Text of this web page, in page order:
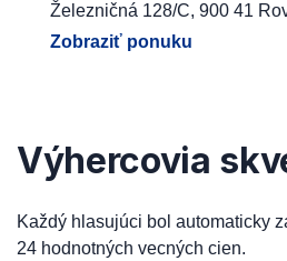
Železničná 128/C, 900 41
Zobraziť ponuku
Výhercovia
Každý hlasujúci bol automaticky
24 hodnotných vecných cien.